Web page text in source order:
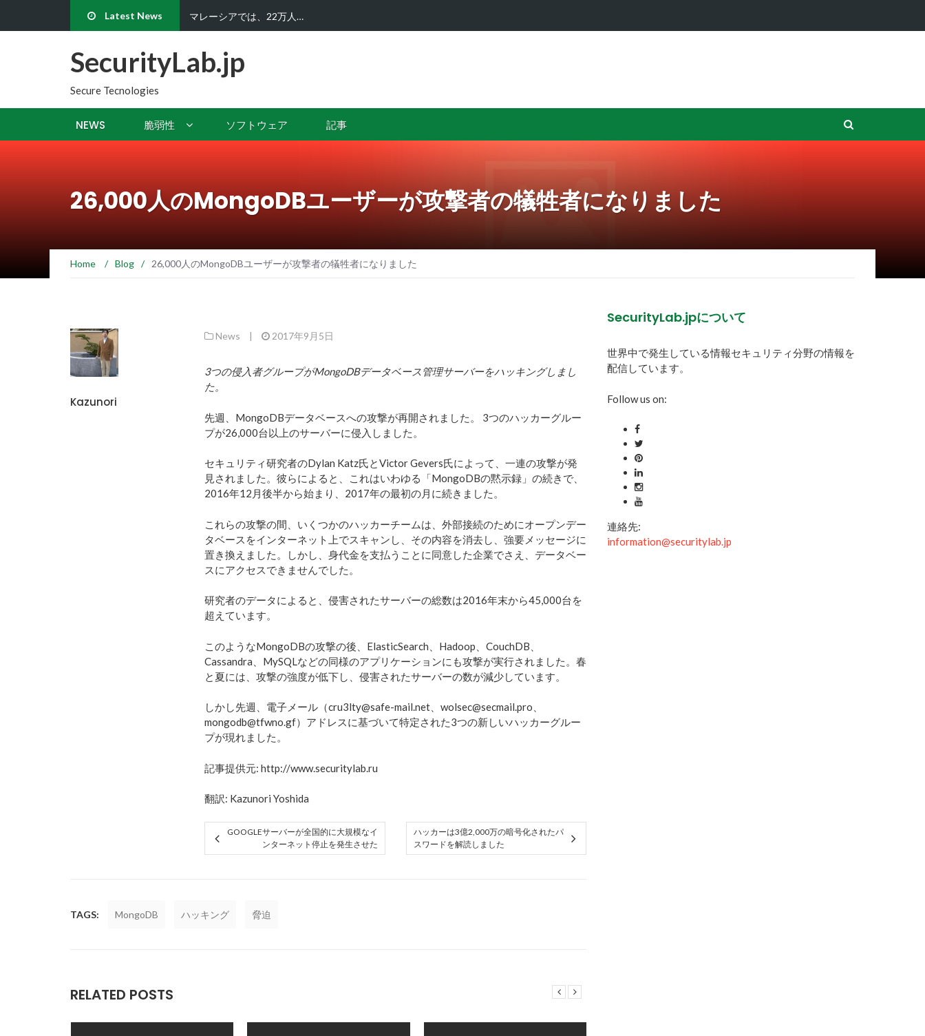
Latest News ハッカーたちはビットコイ…
SecurityLab.jp
Secure Tecnologies
NEWS 脆弱性 ソフトウェア 記事
26,000人のMongoDBユーザーが攻撃者の犠牲者になりました
Home / Blog / 26,000人のMongoDBユーザーが攻撃者の犠牲者になりました
Kazunori
News | 2017年9月5日
3つの侵入者グループがMongoDBデータベース管理サーバーをハッキングしまし
た。
先週、MongoDBデータベースへの攻撃が再開されました。 3つのハッカーグルー
プが26,000台以上のサーバーに侵入しました。
セキュリティ研究者のDylan Katz氏とVictor Gevers氏によって、一連の攻撃が発
見されました。彼らによると、これはいわゆる「MongoDBの黙示録」の続きで、
2016年12月後半から始まり、2017年の最初の月に続きました。
これらの攻撃の間、いくつかのハッカーチームは、外部接続のためにオープンデー
タベースをインターネット上でスキャンし、その内容を消去し、強要メッセージに
置き換えました。しかし、身代金を支払うことに同意した企業でさえ、データベー
スにアクセスできませんでした。
研究者のデータによると、侵害されたサーバーの総数は2016年末から45,000台を
超えています。
このようなMongoDBの攻撃の後、ElasticSearch、Hadoop、CouchDB、
Cassandra、MySQLなどの同様のアプリケーションにも攻撃が実行されました。春
と夏には、攻撃の強度が低下し、侵害されたサーバーの数が減少しています。
しかし先週、電子メール（cru3lty@safe-mail.net、wolsec@secmail.pro、
mongodb@tfwno.gf）アドレスに基づいて特定された3つの新しいハッカーグルー
プが現れました。
記事提供元: http://www.securitylab.ru
翻訳: Kazunori Yoshida
GOOGLEサーバーが全国的に大規模なイ
ンターネット停止を発生させた
ハッカーは3億2,000万の暗号化されたパ
スワードを解読しました
TAGS: MongoDB ハッキング 脅迫
RELATED POSTS
SecurityLab.jpについて
世界中で発生している情報セキュリティ分野の情報を
配信しています。
Follow us on:
連絡先:
information@securitylab.jp